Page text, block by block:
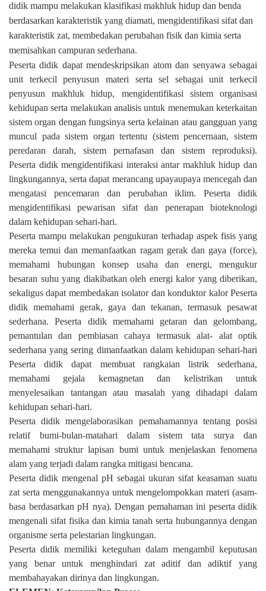
didik mampu melakukan klasifikasi makhluk hidup dan benda
berdasarkan karakteristik yang diamati, mengidentifikasi sifat dan
karakteristik zat, membedakan perubahan fisik dan kimia serta
memisahkan campuran sederhana.
Peserta didik dapat mendeskripsikan atom dan senyawa sebagai
unit terkecil penyusun materi serta sel sebagai unit terkecil
penyusun makhluk hidup, mengidentifikasi sistem organisasi
kehidupan serta melakukan analisis untuk menemukan keterkaitan
sistem organ dengan fungsinya serta kelainan atau gangguan yang
muncul pada sistem organ tertentu (sistem pencernaan, sistem
peredaran darah, sistem pernafasan dan sistem reproduksi).
Peserta didik mengidentifikasi interaksi antar makhluk hidup dan
lingkungannya, serta dapat merancang upayaupaya mencegah dan
mengatasi pencemaran dan perubahan iklim. Peserta didik
mengidentifikasi pewarisan sifat dan penerapan bioteknologi
dalam kehidupan sehari-hari.
Peserta mampu melakukan pengukuran terhadap aspek fisis yang
mereka temui dan memanfaatkan ragam gerak dan gaya (force),
memahami hubungan konsep usaha dan energi, mengukur
besaran suhu yang diakibatkan oleh energi kalor yang diberikan,
sekaligus dapat membedakan isolator dan konduktor kalor Peserta
didik memahami gerak, gaya dan tekanan, termasuk pesawat
sederhana. Peserta didik memahami getaran dan gelombang,
pemantulan dan pembiasan cahaya termasuk alat- alat optik
sederhana yang sering dimanfaatkan dalam kehidupan sehari-hari
Peserta didik dapat membuat rangkaian listrik sederhana,
memahami gejala kemagnetan dan kelistrikan untuk
menyelesaikan tantangan atau masalah yang dihadapi dalam
kehidupan sehari-hari.
Peserta didik mengelaborasikan pemahamannya tentang posisi
relatif bumi-bulan-matahari dalam sistem tata surya dan
memahami struktur lapisan bumi untuk menjelaskan fenomena
alam yang terjadi dalam rangka mitigasi bencana.
Peserta didik mengenal pH sebagai ukuran sifat keasaman suatu
zat serta menggunakannya untuk mengelompokkan materi (asam-
basa berdasarkan pH nya). Dengan pemahaman ini peserta didik
mengenali sifat fisika dan kimia tanah serta hubungannya dengan
organisme serta pelestarian lingkungan.
Peserta didik memiliki keteguhan dalam mengambil keputusan
yang benar untuk menghindari zat aditif dan adiktif yang
membahayakan dirinya dan lingkungan.